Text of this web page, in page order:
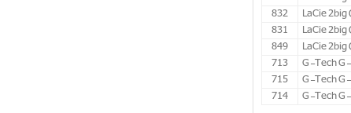
832
LaCie
831
LaCie
849
LaCie
713
G-Tech
715
G-Tech
714
G-Tech